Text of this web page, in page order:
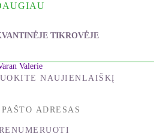
TIKROVĖJE
Valerie
NAUJIENLAIŠKĮ